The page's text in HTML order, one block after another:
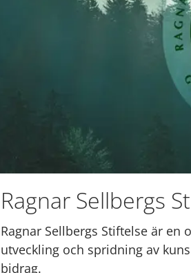
Ragnar Sellbergs
Ragnar Sellbergs Stiftelse är
utveckling och spridning av
bidrag.